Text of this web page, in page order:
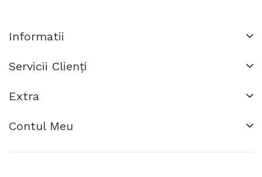
Informatii
Servicii Clienţi
Extra
Contul Meu